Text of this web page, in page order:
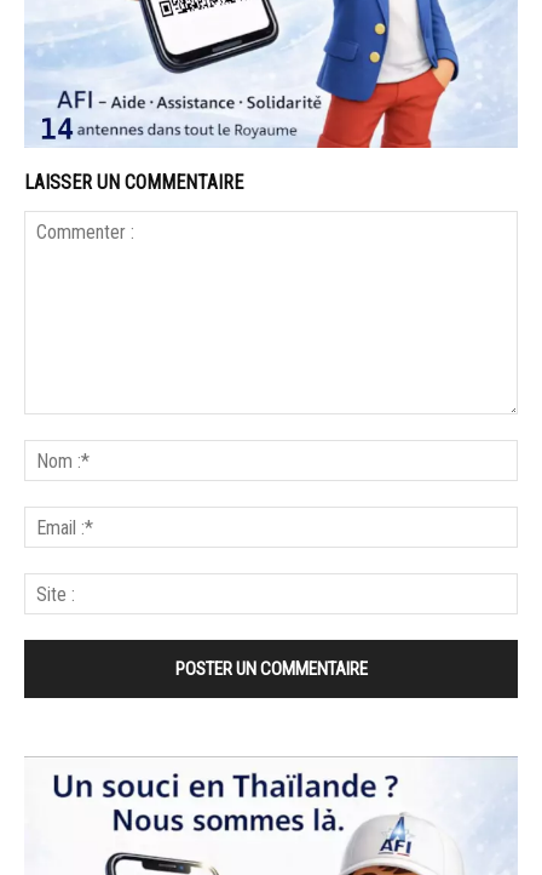
LAISSER UN COMMENTAIRE